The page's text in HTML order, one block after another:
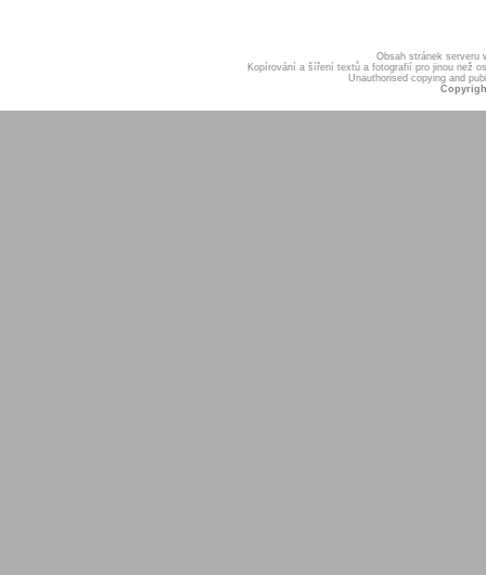
Obsah stránek serveru
Kopírování a šíření textů a fotografií pro jinou než
Unauthorised copying and